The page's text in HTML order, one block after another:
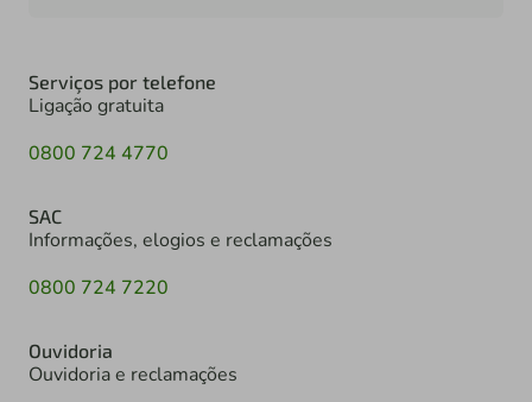
Serviços por telefone
Ligação gratuita
0800 724 4770
SAC
Informações, elogios e reclamações
0800 724 7220
Ouvidoria
Ouvidoria e reclamações